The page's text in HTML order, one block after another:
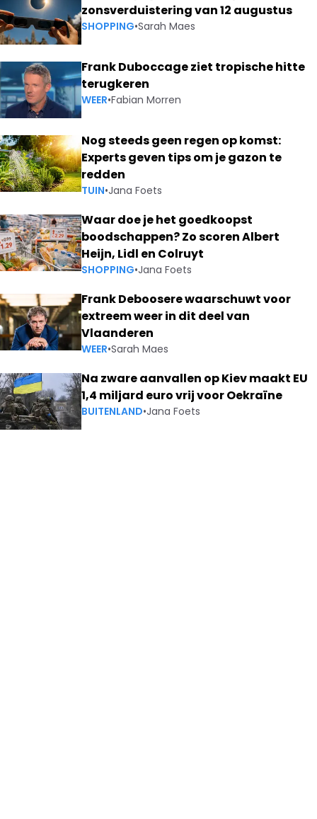
zonsverduistering van 12 augustus
SHOPPING•Sarah Maes
Frank Duboccage ziet tropische hitte
terugkeren
WEER•Fabian Morren
Nog steeds geen regen op komst:
Experts geven tips om je gazon te
redden
TUIN•Jana Foets
Waar doe je het goedkoopst
boodschappen? Zo scoren Albert
Heijn, Lidl en Colruyt
SHOPPING•Jana Foets
Frank Deboosere waarschuwt voor
extreem weer in dit deel van
Vlaanderen
WEER•Sarah Maes
Na zware aanvallen op Kiev maakt EU
1,4 miljard euro vrij voor Oekraïne
BUITENLAND•Jana Foets